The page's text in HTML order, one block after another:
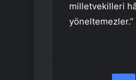
milletvekilleri
yöneltemezler.”